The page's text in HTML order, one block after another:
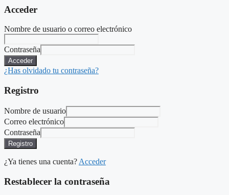
Acceder
Nombre de usuario o correo electrónico
Contraseña
Acceder
¿Has olvidado tu contraseña?
Registro
Nombre de usuario
Correo electrónico
Contraseña
Registro
¿Ya tienes una cuenta? Acceder
Restablecer la contraseña